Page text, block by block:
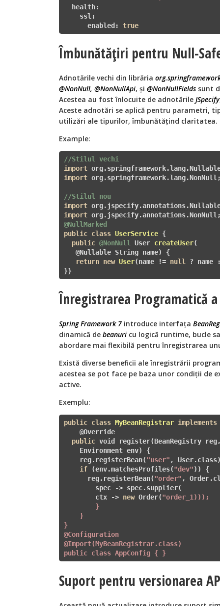
health:
ssl:
enabled: true
Îmbunătățiri pentru Null-
Adnotările vechi din librăria
@NonNull, @NonNullApi, și @NonNullFields sunt
Acestea au fost înlocuite de adnotările JSpecify
Aceste adnotări se aplică pentru parametri,
utilizări ale tipurilor, îmbunătățind claritatea.
Example:
//Stilul vechi
import
import
//Stilul nou
import
import
@NullMarked
public class UserService {
public @NonNull User createUser(
   @Nullable String name)
{
return new User(name != null ? name
}}
Înregistrarea Programatică
Spring Framework 7 introduce interfața
dinamică de beanuri cu logică runtime, bucle
abordare mai flexibilă pentru înregistrarea
Există diverse beneficii ale înregistrării
acestea se pot face pe baza unor condiții de
active.
Exemplu:
public class MyBeanRegistrar implements
@Override
public void register(BeanRegistry
    Environment env) {
reg.registerBean("user" ,
if (env.matchesProfiles("dev")) {
reg.registerBean("order" ,
spec -> spec.supplier(
        ctx ->
new Order("order_1)));
}
}
}
@Configuration
@Import(MyBeanRegistrar.class)
public class AppConfig { }
Suport pentru versionarea